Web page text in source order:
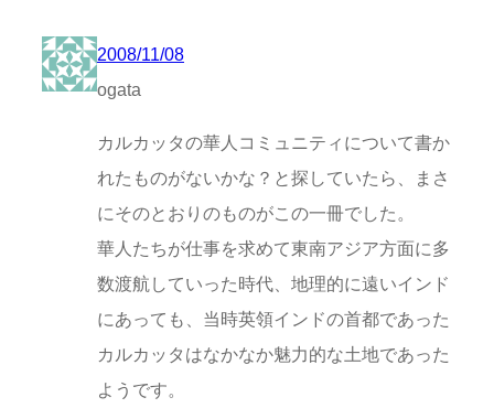
2008/11/08
ogata
カルカッタの華人コミュニティについて書か
れたものがないかな？と探していたら、まさ
にそのとおりのものがこの一冊でした。
華人たちが仕事を求めて東南アジア方面に多
数渡航していった時代、地理的に遠いインド
にあっても、当時英領インドの首都であった
カルカッタはなかなか魅力的な土地であった
ようです。